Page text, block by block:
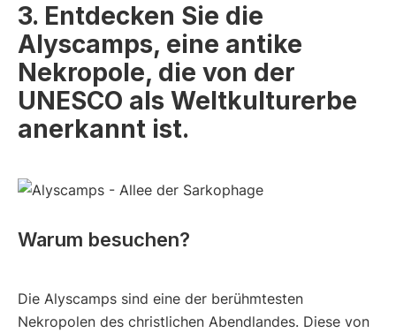
3. Entdecken Sie die
Alyscamps, eine antike
Nekropole, die von der
UNESCO als Weltkulturerbe
anerkannt ist.
Warum besuchen?
Die Alyscamps sind eine der berühmtesten
Nekropolen des christlichen Abendlandes. Diese von